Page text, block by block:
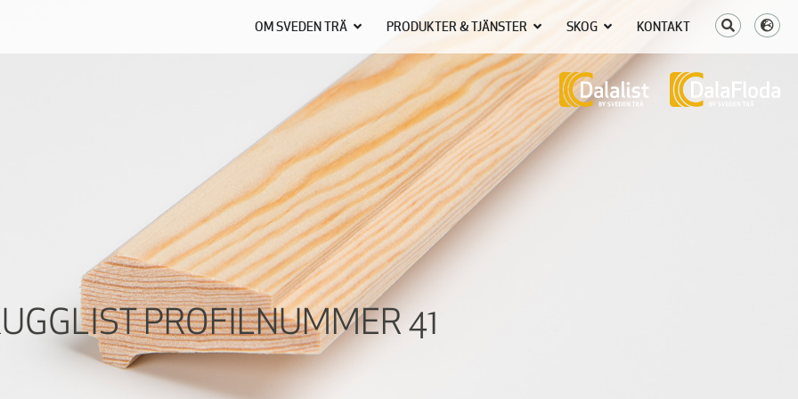
OM SVEDEN TRÄ PRODUKTER & TJÄNSTER SKOG KONTAKT
PROFILNUMMER 41